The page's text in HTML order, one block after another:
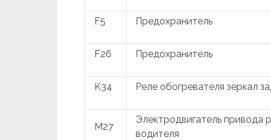
F5 Предохранитель
F26 Предохранитель
K34 Реле обогревателя зеркал
M27
Электродвигатель привода
водителя